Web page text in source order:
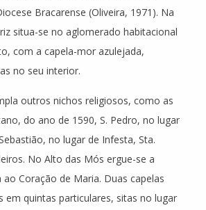
Bracarense (Oliveira, 1971). Na
situa-se no aglomerado habitacional
com a capela-mor azulejada,
no seu interior.
outros nichos religiosos, como as
do ano de 1590, S. Pedro, no lugar
no lugar de Infesta, Sta.
No Alto das Mós ergue-se a
Coração de Maria. Duas capelas
em quintas particulares, sitas no lugar